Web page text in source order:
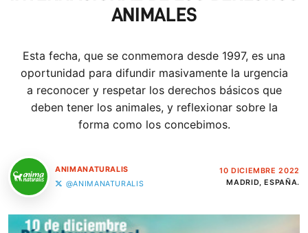
ANIMALES
Esta fecha, que se conmemora desde 1997, es una
oportunidad para difundir masivamente la urgencia
a reconocer y respetar los derechos básicos que
deben tener los animales, y reflexionar sobre la
forma como los concebimos.
ANIMANATURALIS
@ANIMANATURALIS
10 DICIEMBRE 2022
MADRID, ESPAÑA.